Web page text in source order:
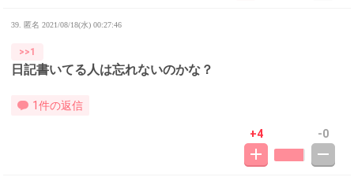
39. 匿名 2021/08/18(水) 00:27:46
>>1
日記書いてる人は忘れないのかな？
1件の返信
+4 -0